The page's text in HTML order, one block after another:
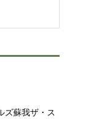
ズ蘇我ザ・ス